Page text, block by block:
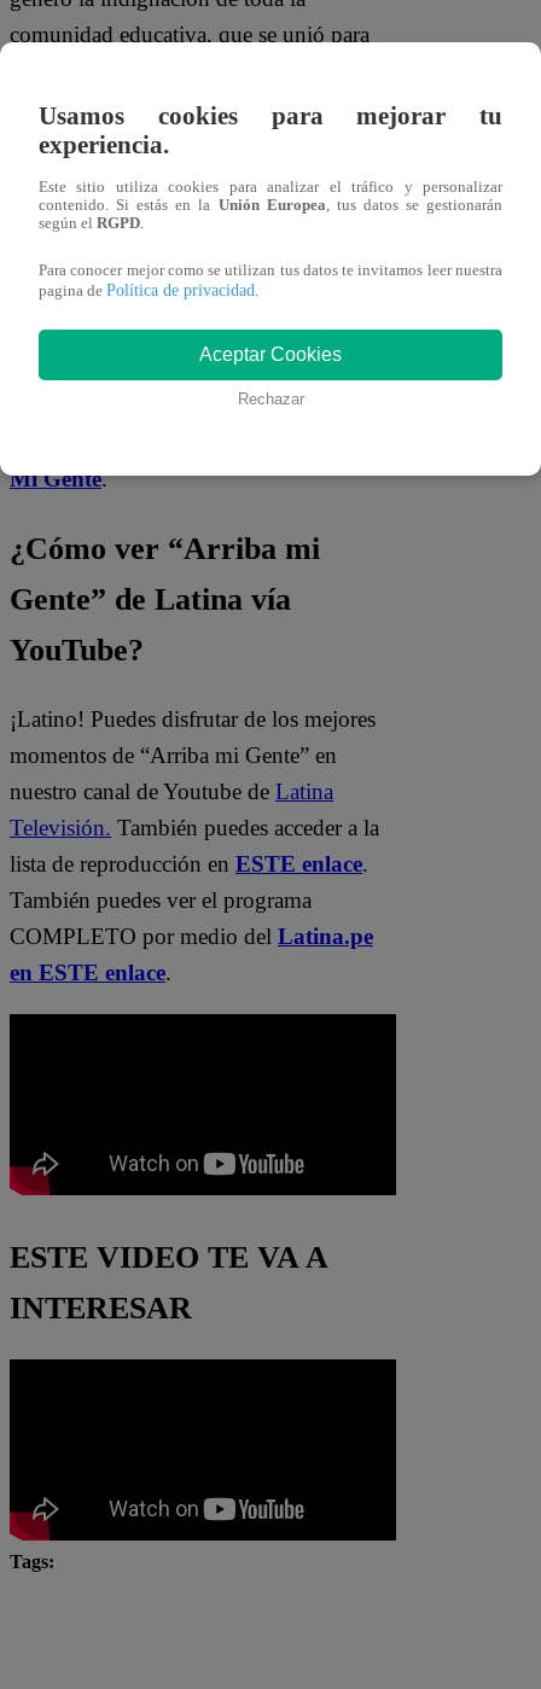
comunidad educativa, que se unió para
Los padres denunciaron que10,900
estudiantes no cuentan con ningún
tipo de ayuda económica, mientras que
UGEL
momento no ha dado respuesta.
¿Qué medidas tomarán las autoridades
frente a este grave problema? ¿Hasta
cuándo seguirán los niños sin clases?
Mi Gente.
¿Cómo ver “Arriba mi
Gente” de Latina vía
YouTube?
¡Latino! Puedes disfrutar de los mejores
momentos de “Arriba mi Gente” en
nuestro canal de Youtube de Latina
Televisión. También puedes acceder a la
lista de reproducción en ESTE enlace.
También puedes ver el programa
COMPLETO por medio del Latina.pe
en ESTE enlace.
ESTE VIDEO TE VA A
INTERESAR
Tags:
Usamos cookies para mejorar tu
experiencia.
Este sitio utiliza cookies para analizar el tráfico y personalizar
contenido. Si estás en la Unión Europea, tus datos se gestionarán
según el RGPD.
Para conocer mejor como se utilizan tus datos te invitamos leer nuestra
pagina de Política de privacidad.
Aceptar Cookies
Rechazar